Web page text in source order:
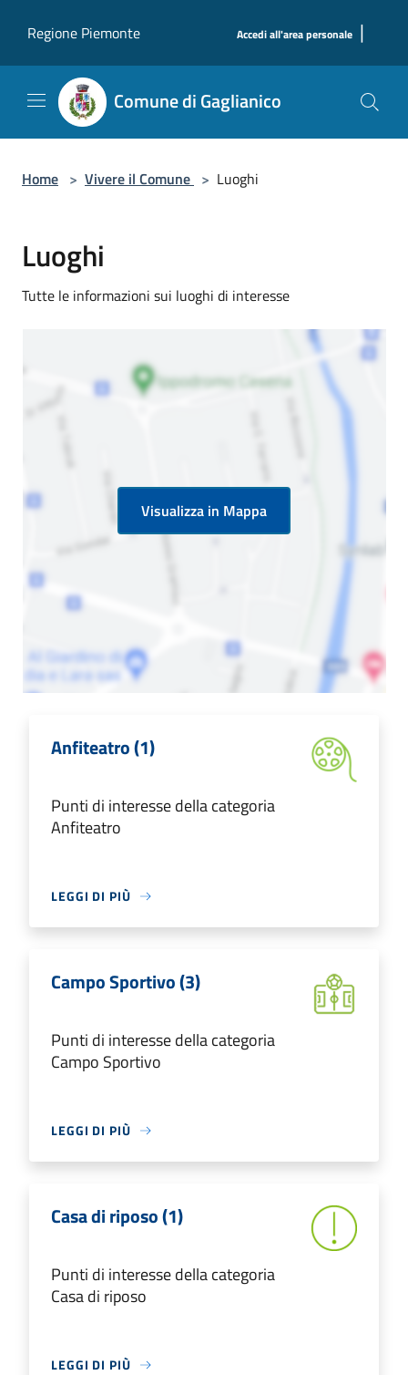
Regione Piemonte
Accedi all'area personale |
Comune di Gaglianico
Home > Vivere il Comune > Luoghi
Luoghi
Tutte le informazioni sui luoghi di interesse
Visualizza in Mappa
Anfiteatro (1)
Punti di interesse della categoria
Anfiteatro
LEGGI DI PIÙ
Campo Sportivo (3)
Punti di interesse della categoria
Campo Sportivo
LEGGI DI PIÙ
Casa di riposo (1)
Punti di interesse della categoria
Casa di riposo
LEGGI DI PIÙ